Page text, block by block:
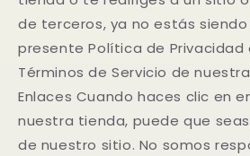
de terceros, ya no estás
presente Política de Privacidad
Términos de Servicio de
Enlaces Cuando haces clic en
nuestra tienda, puede que
de nuestro sitio. No somos